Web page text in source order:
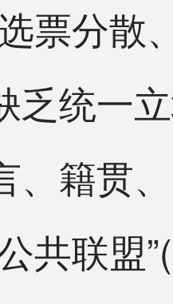
票分散
乏统一
、籍贯
共联盟